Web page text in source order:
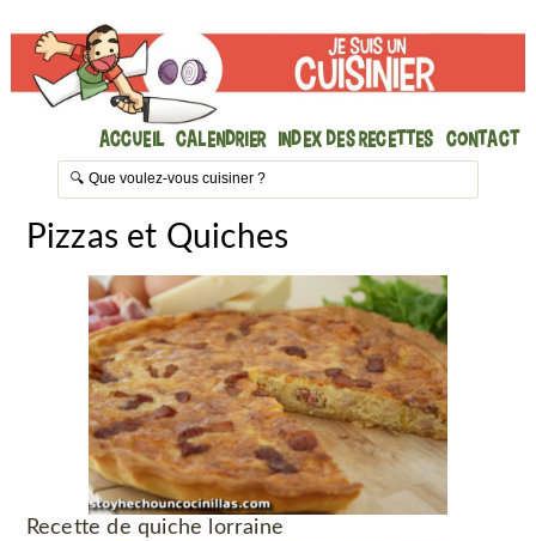
Accueil Calendrier Index des recettes Contact
Pizzas et Quiches
Recette de quiche lorraine